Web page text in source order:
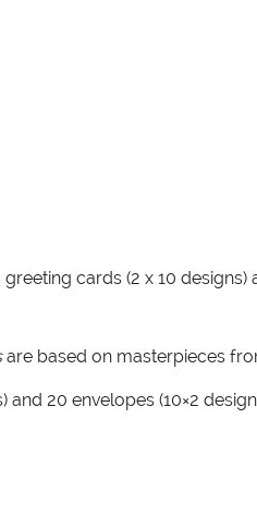
cards (2 x 10 designs)
are based on masterpieces
and 20 envelopes (10×2